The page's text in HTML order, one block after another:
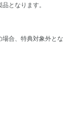
となります。
合、特典対象外とな